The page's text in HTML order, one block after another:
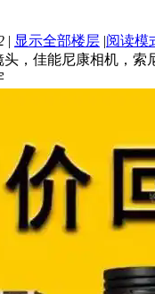
| 显示全部楼层 |阅读模
头，佳能尼康相机，